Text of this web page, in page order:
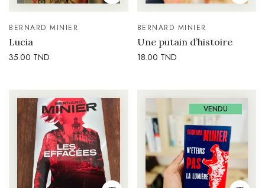
BERNARD MINIER
Lucia
35.00 TND
BERNARD MINIER
Une putain d’histoire
18.00 TND
VENDU